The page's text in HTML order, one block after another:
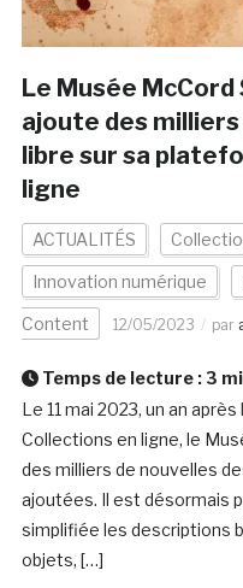
Le Musée
ajoute des
libre sur sa
ligne
ACTUALITÉS
Innovation numérique
Content 12/05/2023 par
Temps de lecture : 3
Le 11 mai 2023, un an
Collections en ligne, le
des milliers de nouvelles
ajoutées. Il est désormais
simplifiée les descriptions
objets, […]